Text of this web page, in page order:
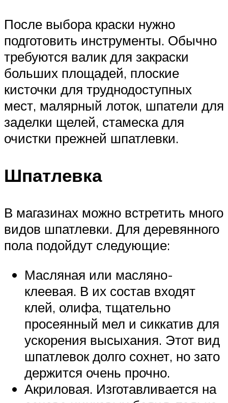
После выбора краски нужно
подготовить инструменты. Обычно
требуются валик для закраски
больших площадей, плоские
кисточки для труднодоступных
мест, малярный лоток, шпатели для
заделки щелей, стамеска для
очистки прежней шпатлевки.
Шпатлевка
В магазинах можно встретить много
видов шпатлевки. Для деревянного
пола подойдут следующие:
Масляная или масляно-
клеевая. В их состав входят
клей, олифа, тщательно
просеянный мел и сиккатив для
ускорения высыхания. Этот вид
шпатлевок долго сохнет, но зато
держится очень прочно.
Акриловая. Изготавливается на